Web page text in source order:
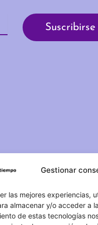
Gestionar
las mejores experiencias,
almacenar y/o acceder a
de estas tecnologías
2 –